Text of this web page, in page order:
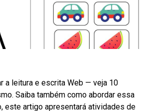
a leitura e escrita Web — veja 10
Saiba também como abordar essa
este artigo apresentará atividades de